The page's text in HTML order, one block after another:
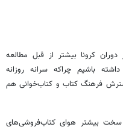
کرونا بیشتر از قبل مطالعه
باشیم چراکه سرانه روزانه
فرهنگ کتاب و کتاب‌خوانی هم
سخت بیشتر هوای کتاب‌فروشی‌های